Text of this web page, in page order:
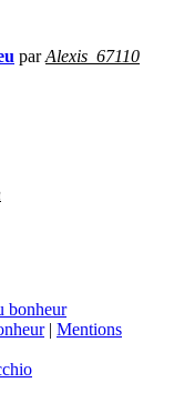
parAlexis_67110
bonheur
| Mentions